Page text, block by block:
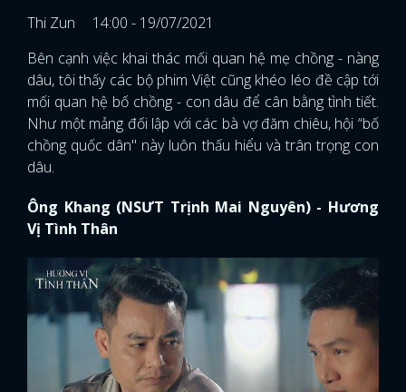
Thi Zun
14:00 - 19/07/2021
Bên cạnh việc khai thác mối quan hệ mẹ chồng - nàng
dâu, tôi thấy các bộ phim Việt cũng khéo léo đề cập tới
mối quan hệ bố chồng - con dâu để cân bằng tình tiết.
Như một mảng đối lập với các bà vợ đăm chiêu, hội “bố
chồng quốc dân" này luôn thấu hiểu và trân trọng con
dâu.
Ông Khang (NSƯT Trịnh Mai Nguyên) - Hương
Vị Tình Thân